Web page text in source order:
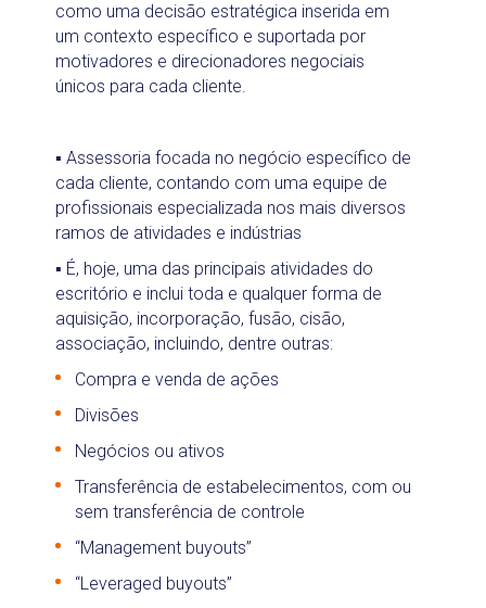
como uma decisão estratégica inserida em
um contexto específico e suportada por
motivadores e direcionadores negociais
únicos para cada cliente.
▪ Assessoria focada no negócio específico de
cada cliente, contando com uma equipe de
profissionais especializada nos mais diversos
ramos de atividades e indústrias
▪ É, hoje, uma das principais atividades do
escritório e inclui toda e qualquer forma de
aquisição, incorporação, fusão, cisão,
associação, incluindo, dentre outras:
Compra e venda de ações
Divisões
Negócios ou ativos
Transferência de estabelecimentos, com ou
sem transferência de controle
“Management buyouts”
“Leveraged buyouts”